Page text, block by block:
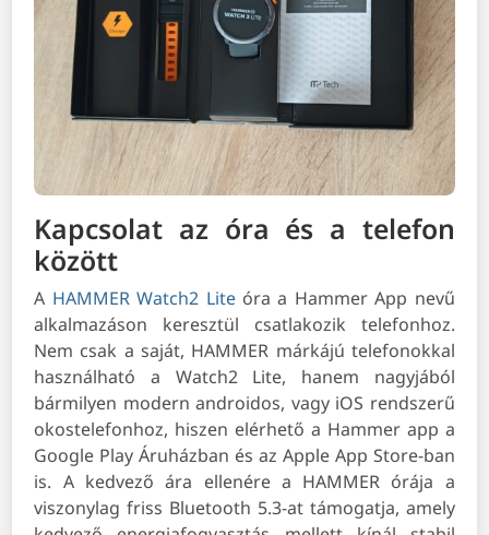
Kapcsolat az óra és a telefon
között
A HAMMER Watch2 Liteóra a Hammer App nevű
alkalmazáson keresztül csatlakozik telefonhoz.
Nem csak a saját, HAMMER márkájú telefonokkal
használható a Watch2 Lite, hanem nagyjából
bármilyen modern androidos, vagy iOS rendszerű
okostelefonhoz, hiszen elérhető a Hammer app a
Google Play Áruházban és az Apple App Store-ban
is. A kedvező ára ellenére a HAMMER órája a
viszonylag friss Bluetooth 5.3-at támogatja, amely